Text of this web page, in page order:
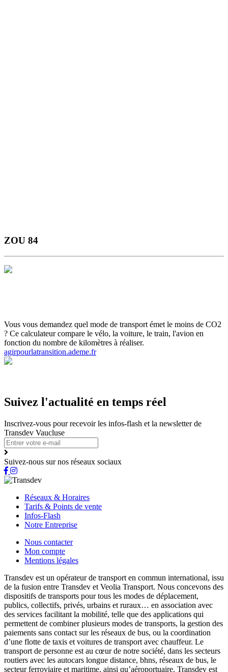
ZOU 84
Vous vous demandez quel mode de transport émet le moins de CO2
? Ce calculateur compare le vélo, la voiture, le train, l'avion en
fonction du nombre de kilomètres à réaliser.
agirpourlatransition.ademe.fr
Suivez l'actualité en temps réel
Inscrivez-vous pour recevoir les infos-flash et la newsletter de
Transdev Vaucluse
Suivez-nous sur nos réseaux sociaux
Réseaux & Horaires
Tarifs & Points de vente
Infos-Flash
Notre Entreprise
Nous contacter
Mon compte
Mentions légales
Transdev est un opérateur de transport en commun international, issu
de la fusion entre Transdev et Veolia Transport. Nous concevons des
dispositifs de transports pour tous les modes de déplacement,
publics, collectifs, privés, urbains et ruraux… en association avec
des services facilitant la mobilité, telle que des applications qui
permettent de combiner plusieurs modes de transports, la gestion des
paiements sans contact sur les réseaux de bus, ou la coordination
d’une flotte de taxis et voitures de transport avec chauffeur. Le
transport de personne est au cœur de notre société, dans les secteurs
routiers avec les autocars longue distance, bhns, réseaux de bus, le
secteur ferroviaire et maritime, ainsi qu’aéroportuaire. Transdev est